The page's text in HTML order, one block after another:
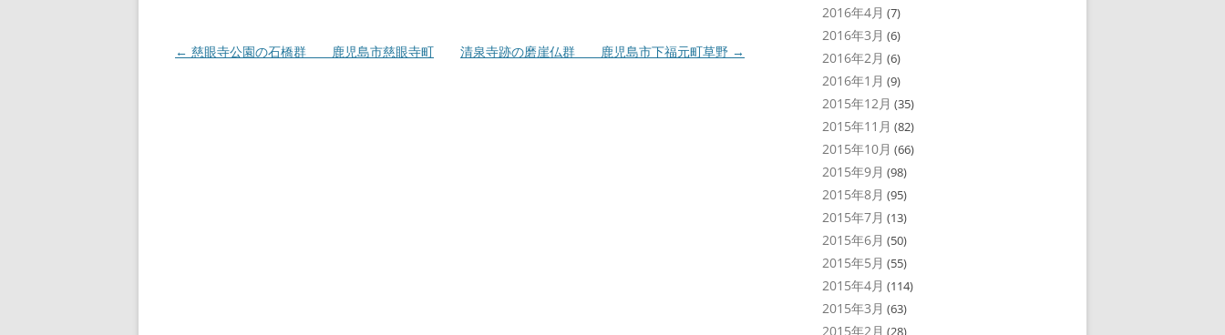
投
← 慈眼寺公園の石橋群 鹿児島市慈眼寺町 清泉寺跡の磨崖仏群 鹿児島市下福元町草野 →
2016年4月 (7)
2016年3月 (6)
2016年2月 (6)
2016年1月 (9)
2015年12月 (35)
2015年11月 (82)
2015年10月 (66)
2015年9月 (98)
2015年8月 (95)
2015年7月 (13)
2015年6月 (50)
2015年5月 (55)
2015年4月 (114)
2015年3月 (63)
2015年2月 (28)